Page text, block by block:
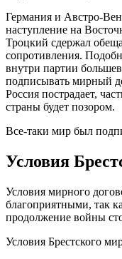
Германия и Австро-
наступление на
Троцкий сдержал
сопротивления.
внутри партии
подписывать мирный
Россия пострадает,
страны будет позором.
Все-таки мир был
Условия
Условия мирного
благоприятными, так
продолжение войны
Условия Брестского